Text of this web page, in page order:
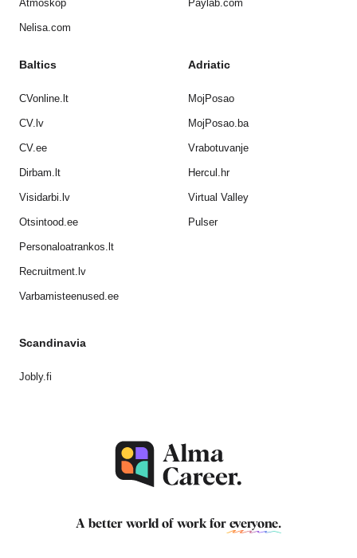
Atmoskop
Nelisa.com
Paylab.com
Baltics
CVonline.lt
CV.lv
CV.ee
Dirbam.lt
Visidarbi.lv
Otsintood.ee
Personaloatrankos.lt
Recruitment.lv
Varbamisteenused.ee
Adriatic
MojPosao
MojPosao.ba
Vrabotuvanje
Hercul.hr
Virtual Valley
Pulser
Scandinavia
Jobly.fi
A better world of work for everyone.